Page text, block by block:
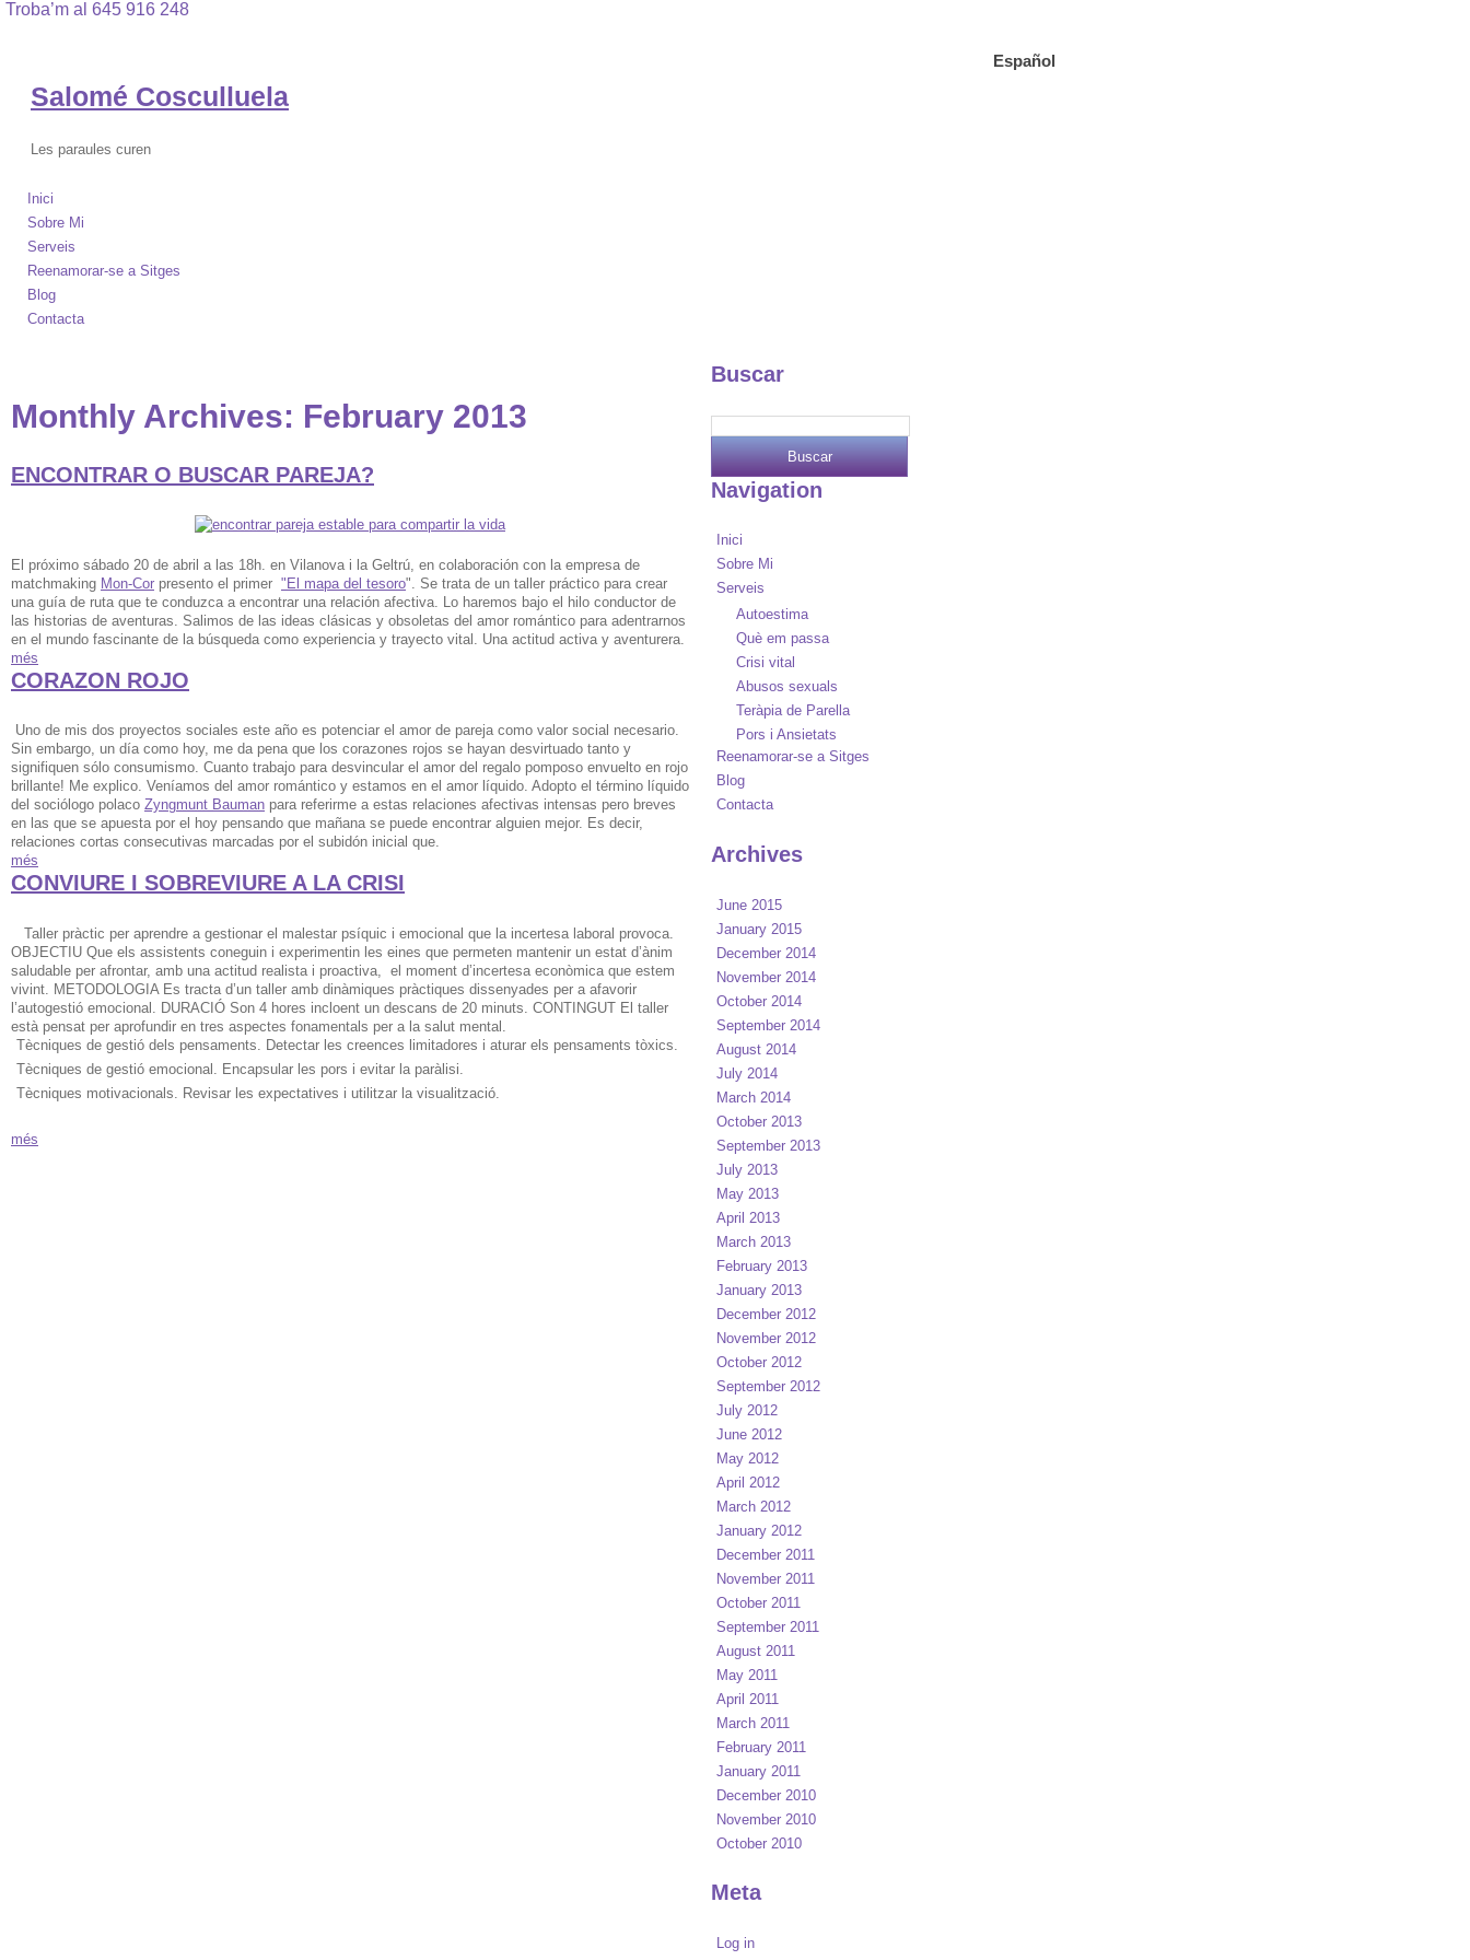
Troba’m al 645 916 248
Español
Salomé Cosculluela
Les paraules curen
Inici
Sobre Mi
Serveis
Reenamorar-se a Sitges
Blog
Contacta
Monthly Archives: February 2013
ENCONTRAR O BUSCAR PAREJA?
El próximo sábado 20 de abril a las 18h. en Vilanova i la Geltrú, en colaboración con la empresa de
matchmaking Mon-Cor presento el primer "El mapa del tesoro". Se trata de un taller práctico para crear
una guía de ruta que te conduzca a encontrar una relación afectiva. Lo haremos bajo el hilo conductor de
las historias de aventuras. Salimos de las ideas clásicas y obsoletas del amor romántico para adentrarnos
en el mundo fascinante de la búsqueda como experiencia y trayecto vital. Una actitud activa y aventurera.
més
CORAZON ROJO
Uno de mis dos proyectos sociales este año es potenciar el amor de pareja como valor social necesario.
Sin embargo, un día como hoy, me da pena que los corazones rojos se hayan desvirtuado tanto y
signifiquen sólo consumismo. Cuanto trabajo para desvincular el amor del regalo pomposo envuelto en rojo
brillante! Me explico. Veníamos del amor romántico y estamos en el amor líquido. Adopto el término líquido
del sociólogo polaco Zyngmunt Bauman para referirme a estas relaciones afectivas intensas pero breves
en las que se apuesta por el hoy pensando que mañana se puede encontrar alguien mejor. Es decir,
relaciones cortas consecutivas marcadas por el subidón inicial que.
més
CONVIURE I SOBREVIURE A LA CRISI
Taller pràctic per aprendre a gestionar el malestar psíquic i emocional que la incertesa laboral provoca.
OBJECTIU Que els assistents coneguin i experimentin les eines que permeten mantenir un estat d’ànim
saludable per afrontar, amb una actitud realista i proactiva, el moment d’incertesa econòmica que estem
vivint. METODOLOGIA Es tracta d’un taller amb dinàmiques pràctiques dissenyades per a afavorir
l’autogestió emocional. DURACIÓ Son 4 hores incloent un descans de 20 minuts. CONTINGUT El taller
està pensat per aprofundir en tres aspectes fonamentals per a la salut mental.
Tècniques de gestió dels pensaments. Detectar les creences limitadores i aturar els pensaments tòxics.
Tècniques de gestió emocional. Encapsular les pors i evitar la paràlisi.
Tècniques motivacionals. Revisar les expectatives i utilitzar la visualització.
més
Buscar
Navigation
Inici
Sobre Mi
Serveis
Autoestima
Què em passa
Crisi vital
Abusos sexuals
Teràpia de Parella
Pors i Ansietats
Reenamorar-se a Sitges
Blog
Contacta
Archives
June 2015
January 2015
December 2014
November 2014
October 2014
September 2014
August 2014
July 2014
March 2014
October 2013
September 2013
July 2013
May 2013
April 2013
March 2013
February 2013
January 2013
December 2012
November 2012
October 2012
September 2012
July 2012
June 2012
May 2012
April 2012
March 2012
January 2012
December 2011
November 2011
October 2011
September 2011
August 2011
May 2011
April 2011
March 2011
February 2011
January 2011
December 2010
November 2010
October 2010
Meta
Log in